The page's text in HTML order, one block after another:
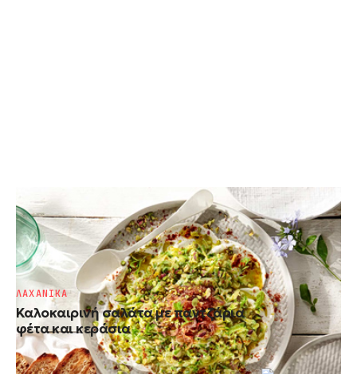
Κολοκυθάκια σαλάτα με γιαούρτι και
καραμελωμένα κρεμμύδια
Καλοκαιρινή σαλάτα με παντζάρια
φέτα και κεράσια
ΛΑΧΑΝΙΚΑ